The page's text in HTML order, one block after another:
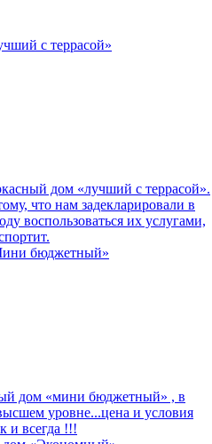
дом «лучший с террасой».
что нам задекларировали в
воспользоваться их услугами,
дом «мини бюджетный» , в
уровне...цена и условия
и всегда !!!